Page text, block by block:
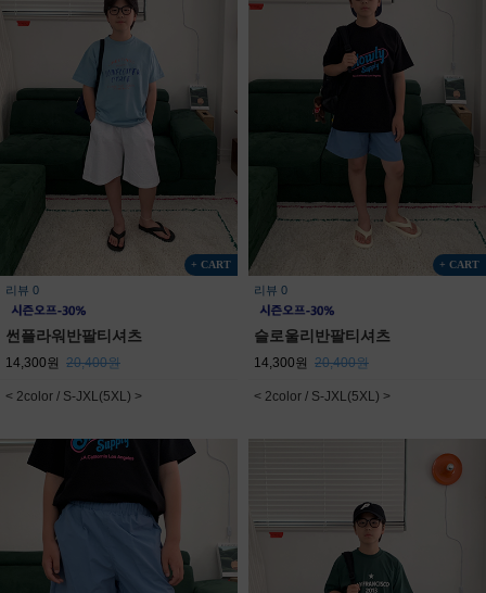
+ CART
리뷰 0
썬플라워반팔티셔츠
14,300원 20,400원
< 2color / S-JXL(5XL) >
+ CART
리뷰 0
슬로울리반팔티셔츠
14,300원 20,400원
< 2color / S-JXL(5XL) >